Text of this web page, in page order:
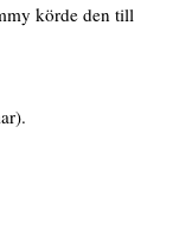
körde den till